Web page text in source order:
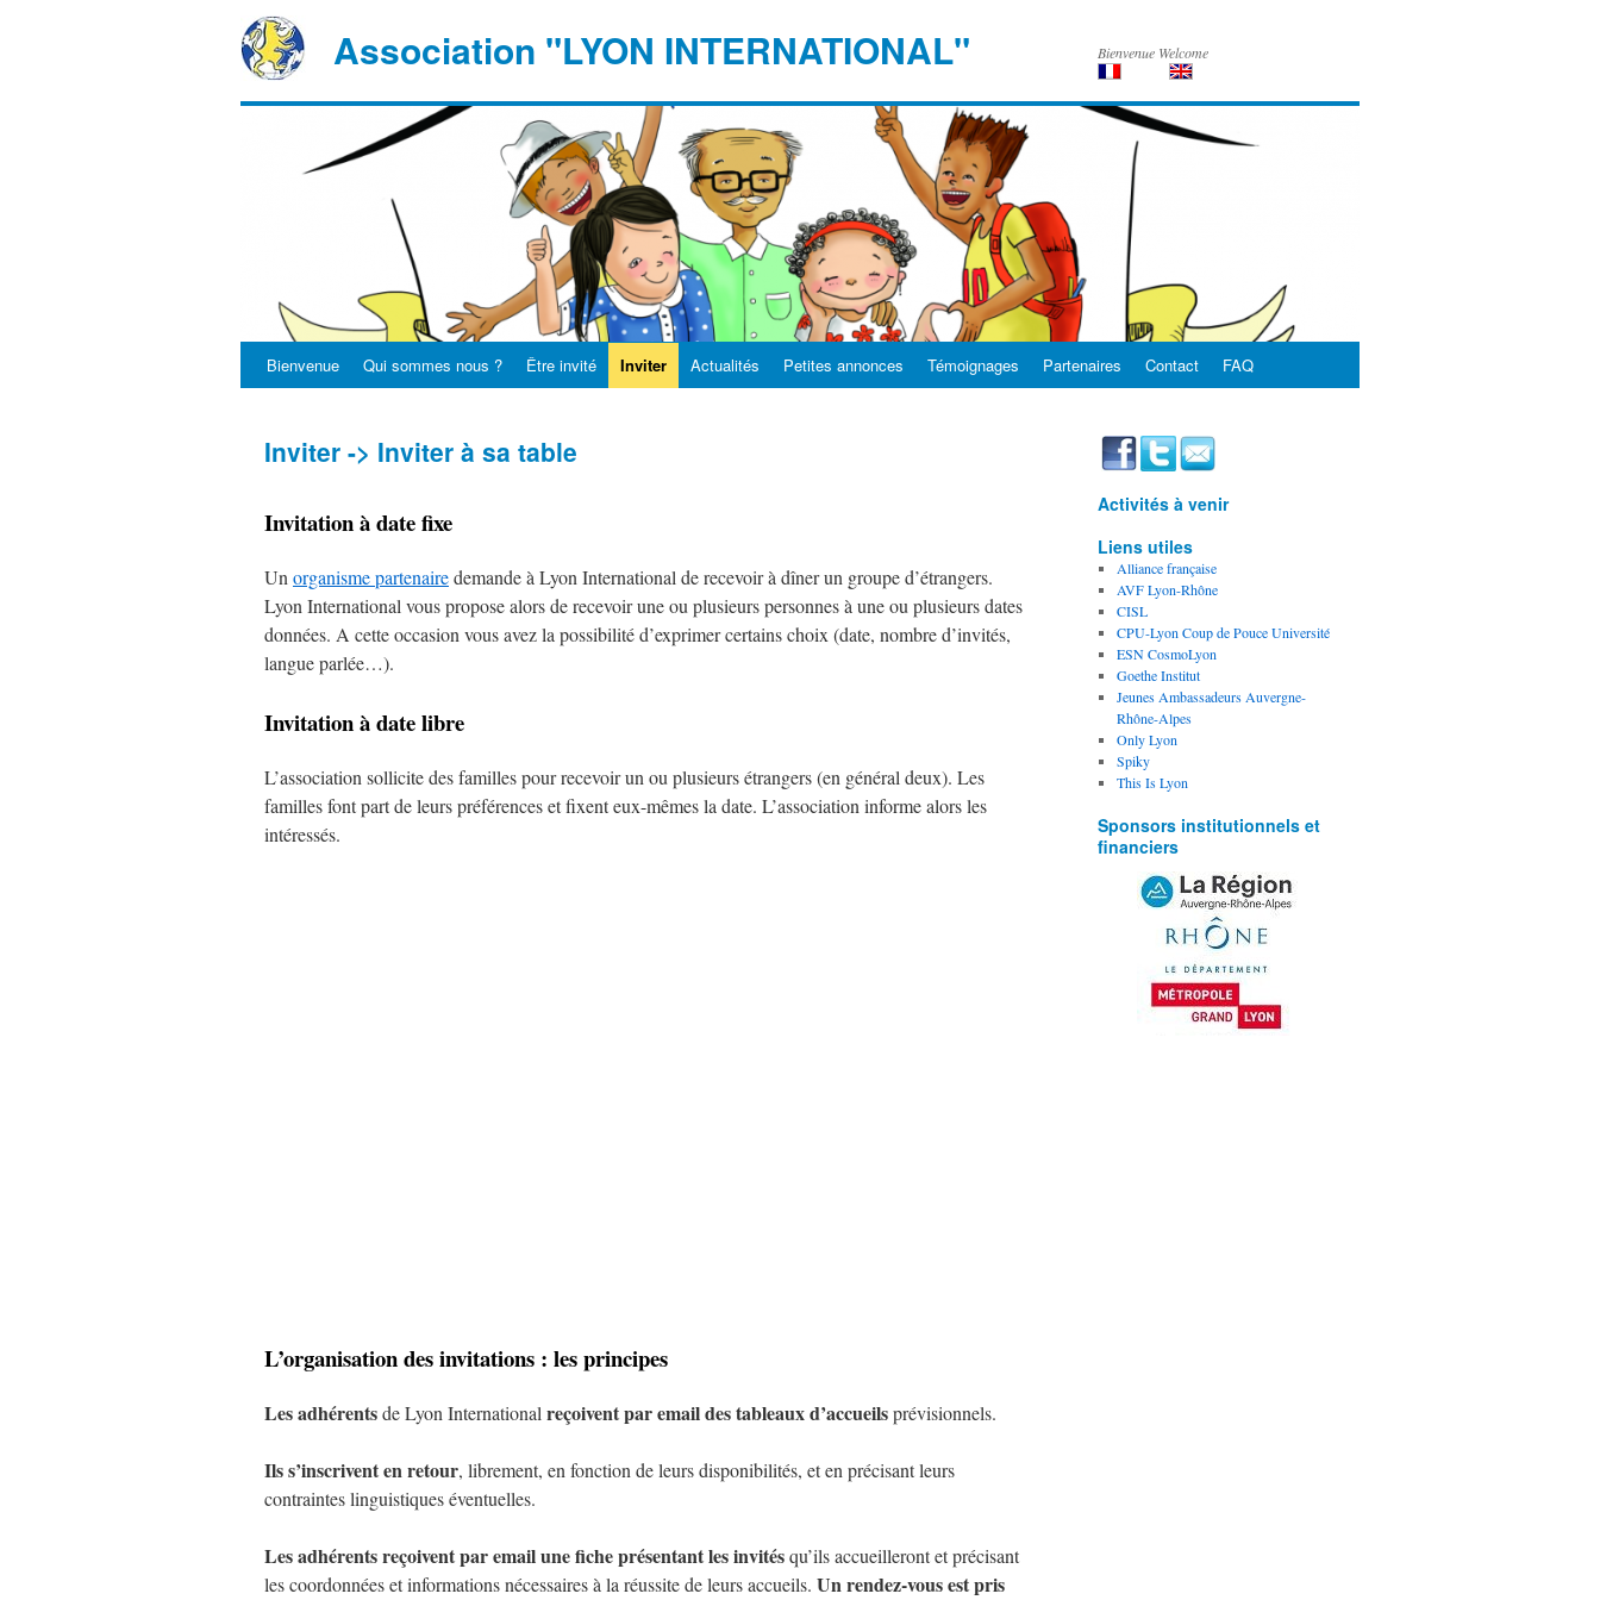
Association "LYON INTERNATIONAL" Bienvenue Welcome
Bienvenue Qui sommes nous ? Être invité Inviter Actualités Petites annonces Témoignages Partenaires Contact FAQ
Inviter -> Inviter à sa table
Invitation à date fixe
Un organisme partenairedemande à Lyon International de recevoir à dîner un groupe d’étrangers.
Lyon International vous propose alors de recevoir une ou plusieurs personnes à une ou plusieurs dates
données. A cette occasion vous avez la possibilité d’exprimer certains choix (date, nombre d’invités,
langue parlée…).
Invitation à date libre
L’association sollicite des familles pour recevoir un ou plusieurs étrangers (en général deux). Les
familles font part de leurs préférences et fixent eux-mêmes la date. L’association informe alors les
intéressés.
L’organisation des invitations : les principes
Les adhérentsde Lyon International reçoivent par email des tableaux d’accueilsprévisionnels.
Ils s’inscrivent en retour, librement, en fonction de leurs disponibilités, et en précisant leurs
contraintes linguistiques éventuelles.
Les adhérents reçoivent par email une fiche présentant les invitésqu’ils accueilleront et précisant
les coordonnées et informations nécessaires à la réussite de leurs accueils. Un rendez-vous est pris
Activités à venir
Liens utiles
Alliance française
AVF Lyon-Rhône
CISL
CPU-Lyon Coup de Pouce Université
ESN CosmoLyon
Goethe Institut
Jeunes Ambassadeurs Auvergne-
Rhône-Alpes
Only Lyon
Spiky
This Is Lyon
Sponsors institutionnels et
financiers